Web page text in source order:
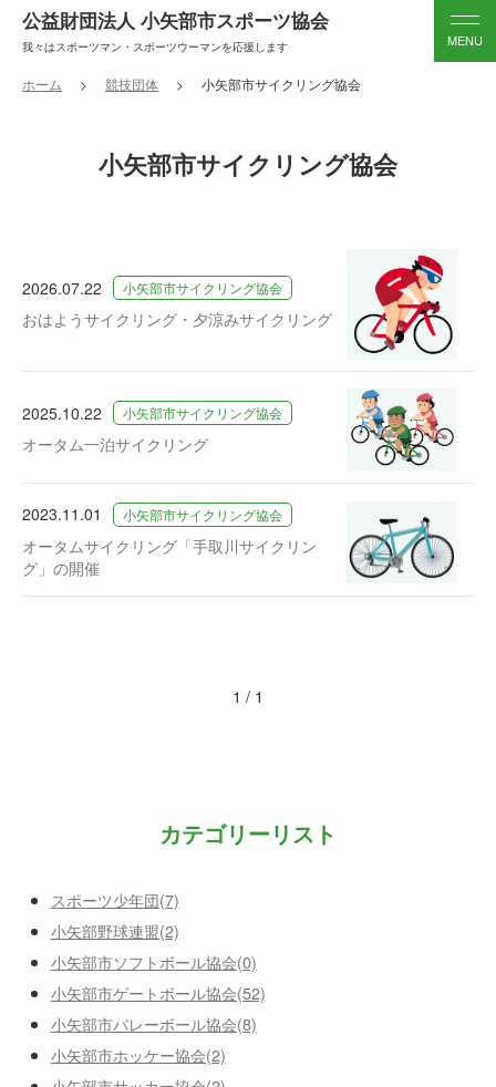
公益財団法人 小矢部市スポーツ協会
我々はスポーツマン・スポーツウーマンを応援します
ホーム 競技団体 小矢部市サイクリング協会
小矢部市サイクリング協会
2026.07.22 小矢部市サイクリング協会
おはようサイクリング・夕涼みサイクリング
2025.10.22 小矢部市サイクリング協会
オータム一泊サイクリング
2023.11.01 小矢部市サイクリング協会
オータムサイクリング「手取川サイクリン
グ」の開催
1 / 1
カテゴリーリスト
スポーツ少年団(7)
小矢部野球連盟(2)
小矢部市ソフトボール協会(0)
小矢部市ゲートボール協会(52)
小矢部市バレーボール協会(8)
小矢部市ホッケー協会(2)